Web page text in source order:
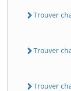
Trouver
Trouver
Trouver